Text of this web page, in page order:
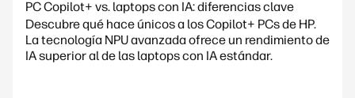
PC Copilot+ vs. laptops con IA: diferencias clave
Descubre qué hace únicos a los Copilot+ PCs de HP.
La tecnología NPU avanzada ofrece un rendimiento de
IA superior al de las laptops con IA estándar.